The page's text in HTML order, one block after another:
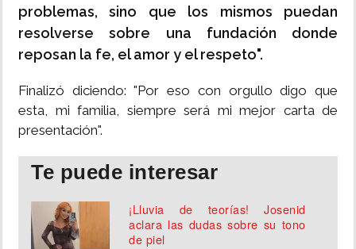
problemas, sino que los mismos puedan
resolverse sobre una fundación donde
reposan la fe, el amor y el respeto".
Finalizó diciendo: "Por eso con orgullo digo que
esta, mi familia, siempre será mi mejor carta de
presentación".
Te puede interesar
¡Lluvia de teorías! Josenid
aclara las dudas sobre su tono
de piel